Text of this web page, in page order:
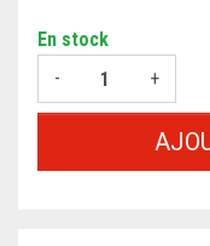
En stock
-
+